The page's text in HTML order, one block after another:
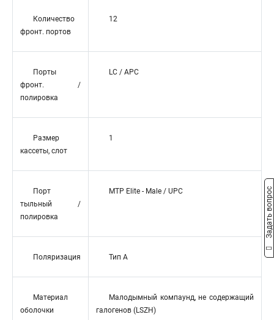
Количество
фронт. портов
12
Порты
фронт. /
полировка
LC / APC
Размер
кассеты, слот
1
Порт
тыльный /
полировка
MTP Elite - Male / UPC
Поляризация Тип А
Материал
оболочки
Малодымный компаунд, не содержащий
галогенов (LSZH)
Задать вопрос